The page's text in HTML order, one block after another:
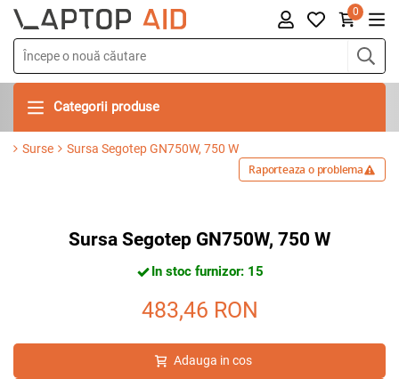
0
Categorii produse
Surse Sursa Segotep GN750W, 750 W
Raporteaza o problema
Sursa Segotep GN750W, 750 W
In stoc furnizor: 15
483,46 RON
Adauga in cos